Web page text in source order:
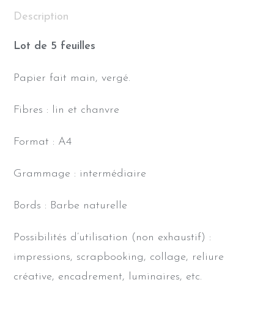
Description
Lot de 5 feuilles
Papier fait main, vergé.
Fibres : lin et chanvre
Format : A4
Grammage : intermédiaire
Bords : Barbe naturelle
Possibilités d’utilisation (non exhaustif) :
impressions, scrapbooking, collage, reliure
créative, encadrement, luminaires, etc.